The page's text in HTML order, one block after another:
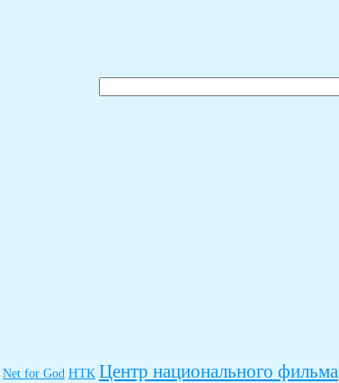
Найти:
Net for God НТК Центр национального фильма